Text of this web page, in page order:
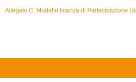
Allegato C: Modello Istanza di Partecipazione